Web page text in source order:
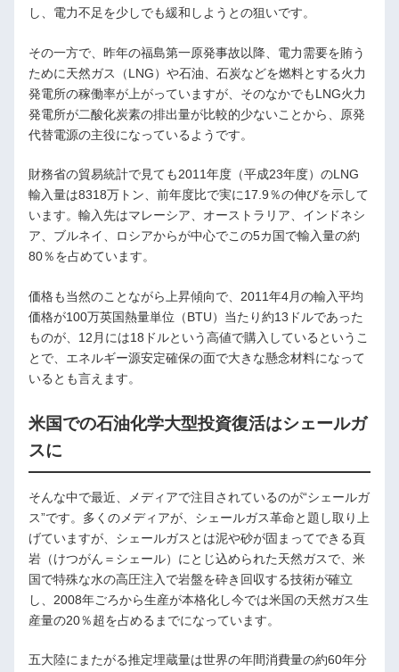
し、電力不足を少しでも緩和しようとの狙いです。
その一方で、昨年の福島第一原発事故以降、電力需要を賄う
ために天然ガス（LNG）や石油、石炭などを燃料とする火力
発電所の稼働率が上がっていますが、そのなかでもLNG火力
発電所が二酸化炭素の排出量が比較的少ないことから、原発
代替電源の主役になっているようです。
財務省の貿易統計で見ても2011年度（平成23年度）のLNG
輸入量は8318万トン、前年度比で実に17.9％の伸びを示して
います。輸入先はマレーシア、オーストラリア、インドネシ
ア、ブルネイ、ロシアからが中心でこの5カ国で輸入量の約
80％を占めています。
価格も当然のことながら上昇傾向で、2011年4月の輸入平均
価格が100万英国熱量単位（BTU）当たり約13ドルであった
ものが、12月には18ドルという高値で購入しているというこ
とで、エネルギー源安定確保の面で大きな懸念材料になって
いるとも言えます。
米国での石油化学大型投資復活はシェールガ
スに
そんな中で最近、メディアで注目されているのが“シェールガ
ス”です。多くのメディアが、シェールガス革命と題し取り上
げていますが、シェールガスとは泥や砂が固まってできる頁
岩（けつがん＝シェール）にとじ込められた天然ガスで、米
国で特殊な水の高圧注入で岩盤を砕き回収する技術が確立
し、2008年ごろから生産が本格化し今では米国の天然ガス生
産量の20％超を占めるまでになっています。
五大陸にまたがる推定埋蔵量は世界の年間消費量の約60年分